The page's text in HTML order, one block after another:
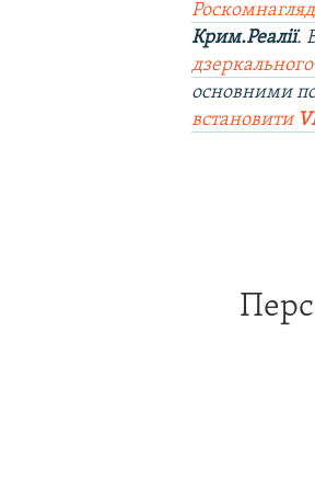
Крим.Реалії.
основними
встановити